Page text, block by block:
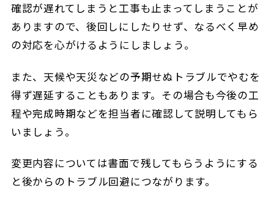
確認が遅れてしまうと工事も止まってしまうことが
ありますので、後回しにしたりせず、なるべく早め
の対応を心がけるようにしましょう。
また、天候や天災などの予期せぬトラブルでやむを
得ず遅延することもあります。その場合も今後の工
程や完成時期などを担当者に確認して説明してもら
いましょう。
変更内容については書面で残してもらうようにする
と後からのトラブル回避につながります。